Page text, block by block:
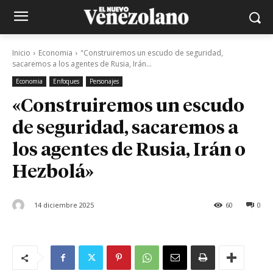
Inicio Economia
"Construiremos un escudo de seguridad,
sacaremos a los agentes de Rusia, Irán...
Economia Enfoques Personajes
«Construiremos un escudo
de seguridad, sacaremos a
los agentes de Rusia, Irán o
Hezbolá»
14 diciembre 2025 0
60